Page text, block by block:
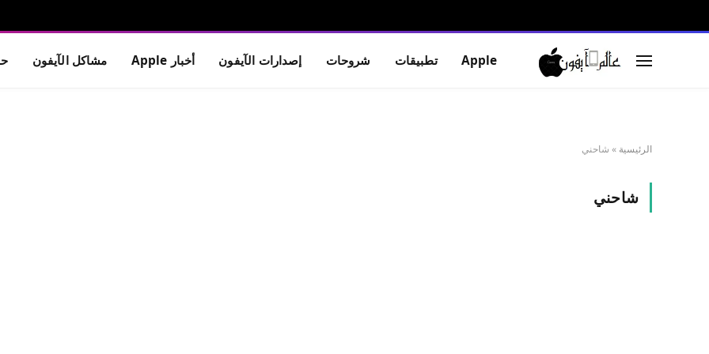
Apple تطبيقات شروحات إصدارات الآيفون أخبار Apple مشاكل الآيفون
الرئيسية » شاحني
شاحني